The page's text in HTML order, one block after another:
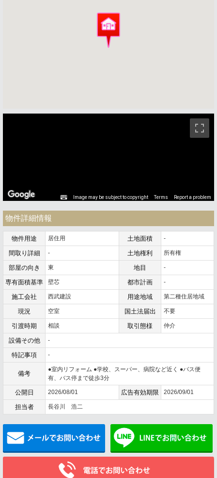
Image may be subject to copyright Terms Report a problem
物件詳細情報
物件用途 居住用 土地面積 -
間取り詳細 - 土地権利 所有権
部屋の向き 東 地目 -
専有面積基準 壁芯 都市計画 -
施工会社 西武建設 用途地域 第二種住居地域
現況 空室 国土法届出 不要
引渡時期 相談 取引態様 仲介
設備その他 -
特記事項 -
備考
●室内リフォーム ●学校、スーパー、病院など近く ●バス便
有、バス停まで徒歩3分
公開日 2026/08/01 広告有効期限 2026/09/01
担当者 長谷川 浩二
メールでお問い合わせ